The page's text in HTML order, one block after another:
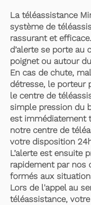
La téléassistance
système de
rassurant et
d’alerte se porte au
poignet ou autour
En cas de chute,
détresse, le porteur
le centre de
simple pression du
est immédiatement
notre centre de
votre disposition
L’alerte est ensuite
rapidement par nos
formés aux
Lors de l'appel au
téléassistance,